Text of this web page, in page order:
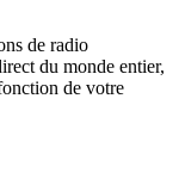
de radio
du monde entier,
de votre